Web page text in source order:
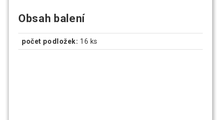
Obsah balení
počet podložek: 16 ks